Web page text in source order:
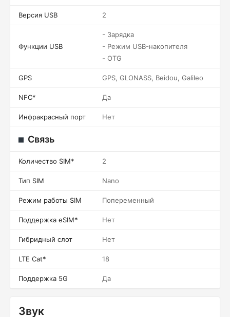
Версия USB 2
Функции USB
- Зарядка
- Режим USB-накопителя
- OTG
GPS GPS, GLONASS, Beidou, Galileo
NFC* Да
Инфракрасный порт Нет
Связь
Количество SIM* 2
Тип SIM Nano
Режим работы SIM Попеременный
Поддержка eSIM* Нет
Гибридный слот Нет
LTE Cat* 18
Поддержка 5G Да
Звук